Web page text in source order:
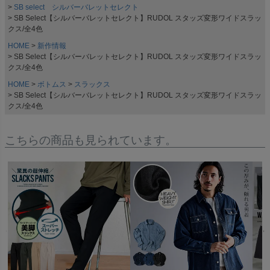
SB select シルバーバレットセレクト
SB Select【シルバーバレットセレクト】RUDOL スタッズ変形ワイドスラッ
クス/全4色
HOME
新作情報
SB Select【シルバーバレットセレクト】RUDOL スタッズ変形ワイドスラッ
クス/全4色
HOME
ボトムス
スラックス
SB Select【シルバーバレットセレクト】RUDOL スタッズ変形ワイドスラッ
クス/全4色
こちらの商品も見られています。